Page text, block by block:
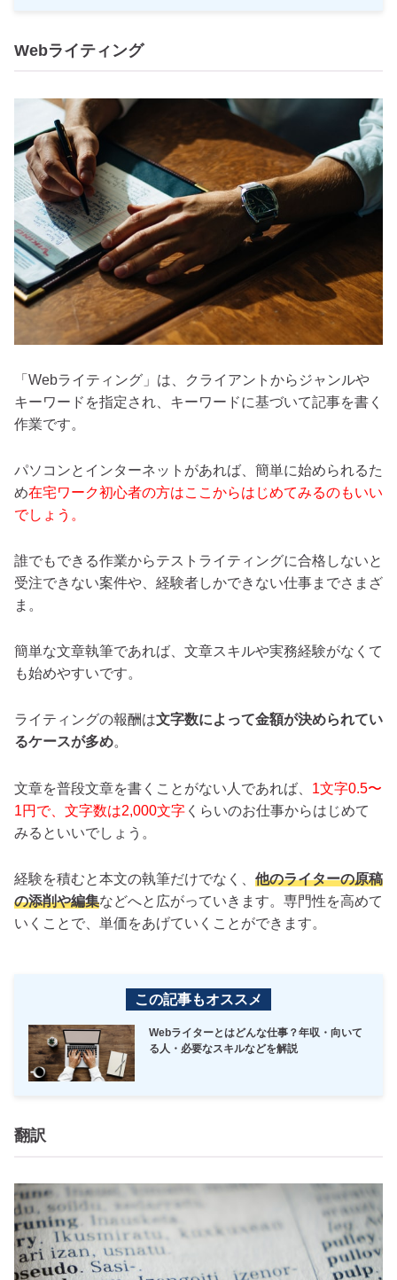
Webライティング
「Webライティング」は、クライアントからジャンルや
キーワードを指定され、キーワードに基づいて記事を書く
作業です。
パソコンとインターネットがあれば、簡単に始められるた
め在宅ワーク初心者の方はここからはじめてみるのもいい
でしょう。
誰でもできる作業からテストライティングに合格しないと
受注できない案件や、経験者しかできない仕事までさまざ
ま。
簡単な文章執筆であれば、文章スキルや実務経験がなくて
も始めやすいです。
ライティングの報酬は文字数によって金額が決められてい
るケースが多め。
文章を普段文章を書くことがない人であれば、 1文字0.5〜
1円で、文字数は2,000文字 くらいのお仕事からはじめて
みるといいでしょう。
経験を積むと本文の執筆だけでなく、 他のライターの原稿
の添削や編集などへと広がっていきます。専門性を高めて
いくことで、単価をあげていくことができます。
この記事もオススメ
Webライターとはどんな仕事？年収・向いて
る人・必要なスキルなどを解説
翻訳